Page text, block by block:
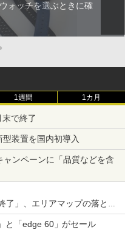
ォッチを選ぶときに確
1週間 1カ月
で終了
装置を国内初導入
ンペーンに「品質などを含
了」、エリアマップの落とし
と「edge 60」がセール